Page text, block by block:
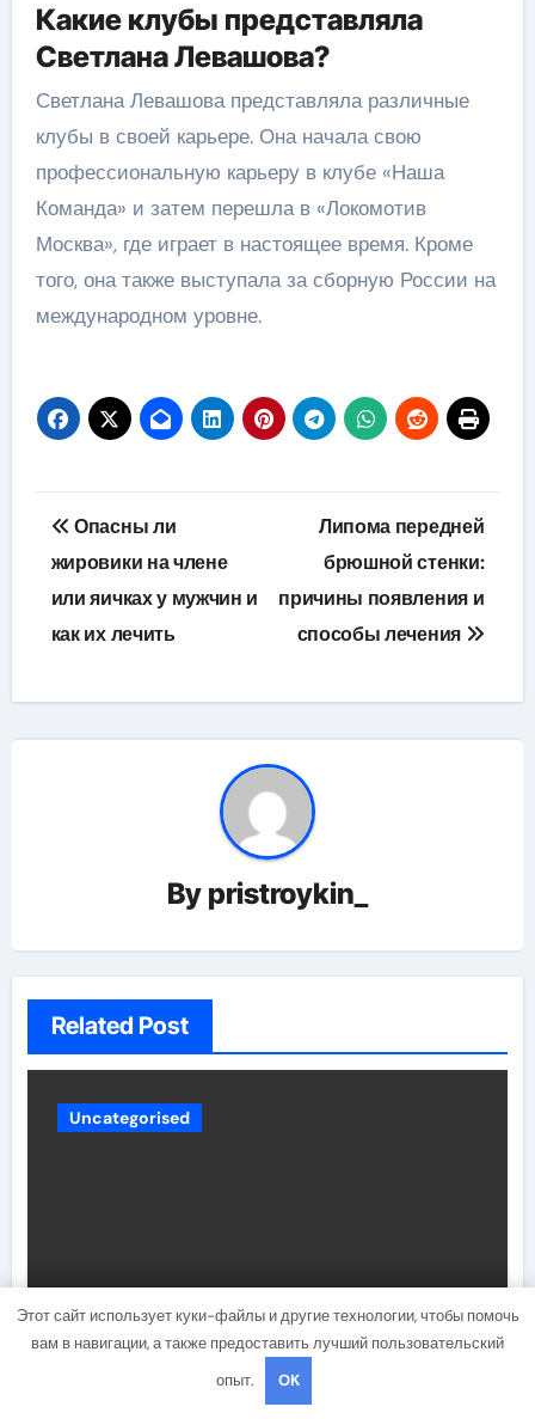
Какие клубы представляла
Светлана Левашова?
Светлана Левашова представляла различные
клубы в своей карьере. Она начала свою
профессиональную карьеру в клубе «Наша
Команда» и затем перешла в «Локомотив
Москва», где играет в настоящее время. Кроме
того, она также выступала за сборную России на
международном уровне.
Навигация
по
записям
Опасны ли
жировики на члене
или яичках у мужчин и
как их лечить
Липома передней
брюшной стенки:
причины появления и
способы лечения
By pristroykin_
Related Post
Uncategorised
Коби Брайант — жизнь и
карьера легендарного
баскетболиста, его достижения
Этот сайт использует куки-файлы и другие технологии, чтобы помочь
вам в навигации, а также предоставить лучший пользовательский
опыт.
OK